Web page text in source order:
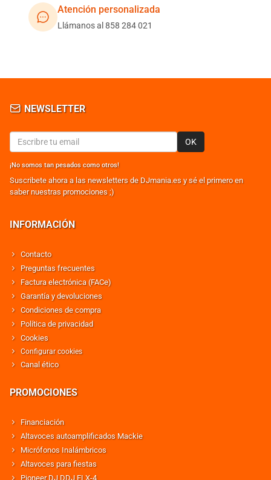
Atención personalizada
Llámanos al 858 284 021
NEWSLETTER
OK
¡No somos tan pesados como otros!
Suscribete ahora a las newsletters de DJmania.es y sé el primero en
saber nuestras promociones ;)
INFORMACIÓN
Contacto
Preguntas frecuentes
Factura electrónica (FACe)
Garantía y devoluciones
Condiciones de compra
Política de privacidad
Cookies
Configurar cookies
Canal ético
PROMOCIONES
Financiación
Altavoces autoamplificados Mackie
Micrófonos Inalámbricos
Altavoces para fiestas
Pioneer DJ DDJ FLX-4